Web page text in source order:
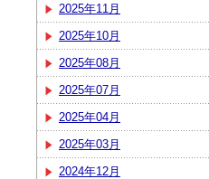
2025年11月
2025年10月
2025年08月
2025年07月
2025年04月
2025年03月
2024年12月